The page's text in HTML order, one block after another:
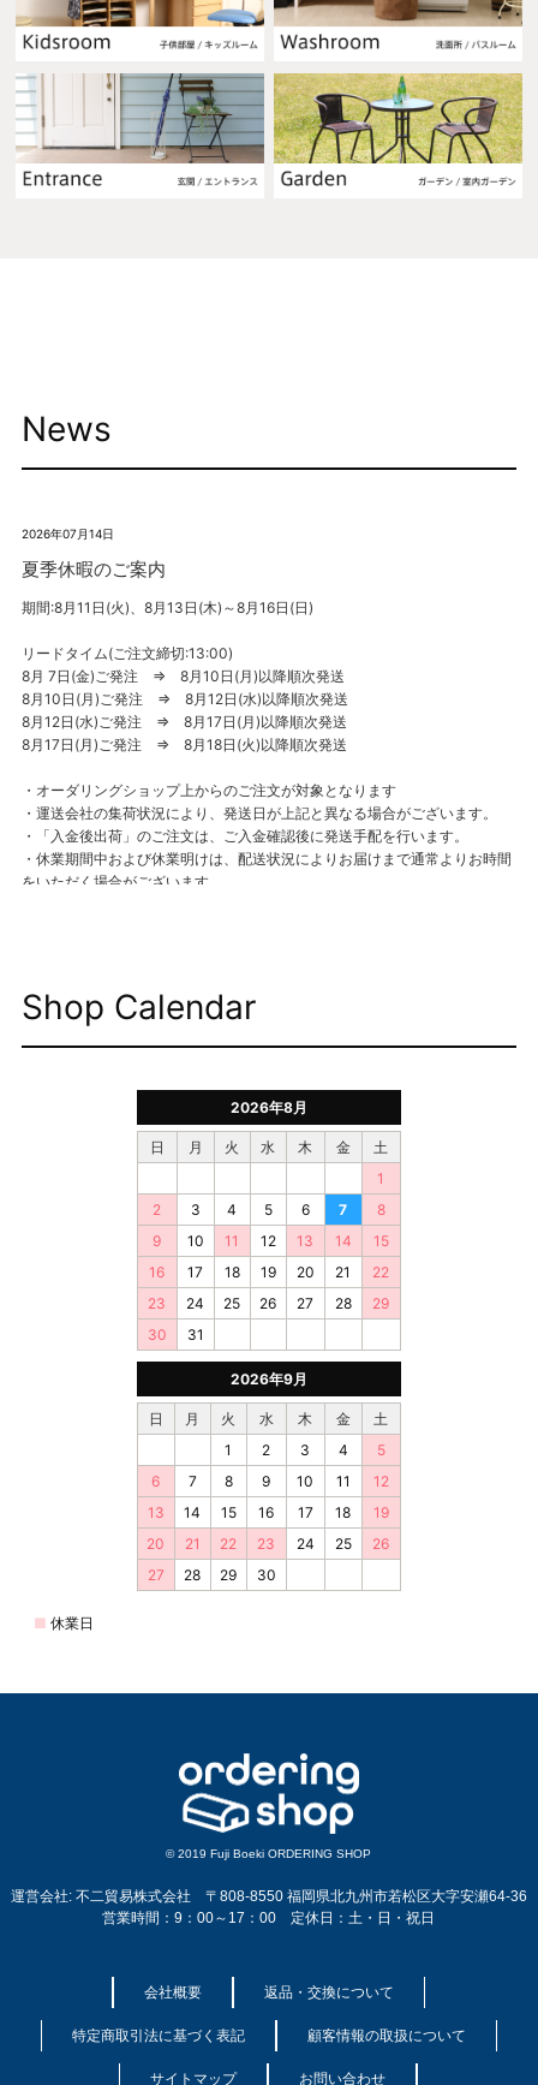
© 2019 Fuji Boeki ORDERING SHOP
運営会社: 不二貿易株式会社 〒808-8550 福岡県北九州市若松区大字安瀬64-36
営業時間：9：00～17：00 定休日：土・日・祝日
会社概要 返品・交換について
特定商取引法に基づく表記 顧客情報の取扱について
サイトマップ お問い合わせ